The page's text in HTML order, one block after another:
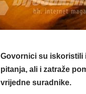
Govornici su iskoristili
pitanja, ali i zatraže
vrijedne suradnike.